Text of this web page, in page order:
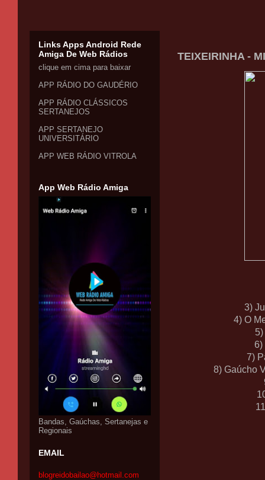
TEIXEIRINHA -
3)
4) O
6)
7)
8) Gaúcho
Links Apps Android Rede
Amiga De Web Rádios
clique em cima para baixar
APP RÁDIO DO GAUDÉRIO
APP RÁDIO CLÁSSICOS
SERTANEJOS
APP SERTANEJO
UNIVERSITÁRIO
APP WEB RÁDIO VITROLA
App Web Rádio Amiga
Bandas, Gaúchas, Sertanejas e
Regionais
EMAIL
blogreidobailao@hotmail.com